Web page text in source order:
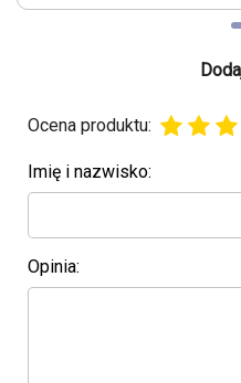
Ocena produktu:
Imię i nazwisko:
Opinia: